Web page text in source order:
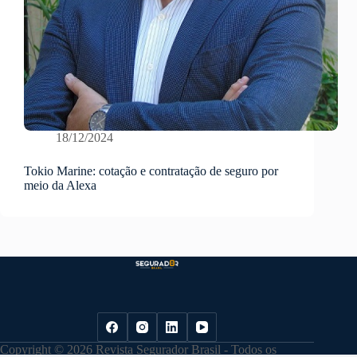
18/12/2024
Tokio Marine: cotação e contratação de seguro por
meio da Alexa
Copyright © 2026 Revista Segurador Brasil - Todos os